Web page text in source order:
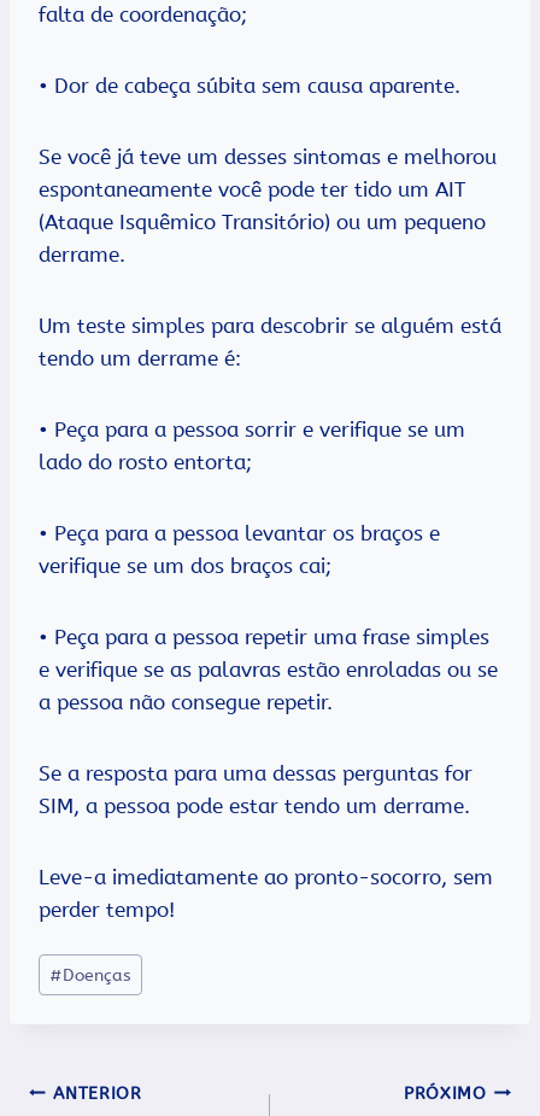
falta de coordenação;
• Dor de cabeça súbita sem causa aparente.
Se você já teve um desses sintomas e melhorou
espontaneamente você pode ter tido um AIT
(Ataque Isquêmico Transitório) ou um pequeno
derrame.
Um teste simples para descobrir se alguém está
tendo um derrame é:
• Peça para a pessoa sorrir e verifique se um
lado do rosto entorta;
• Peça para a pessoa levantar os braços e
verifique se um dos braços cai;
• Peça para a pessoa repetir uma frase simples
e verifique se as palavras estão enroladas ou se
a pessoa não consegue repetir.
Se a resposta para uma dessas perguntas for
SIM, a pessoa pode estar tendo um derrame.
Leve-a imediatamente ao pronto-socorro, sem
perder tempo!
Tags
do
#Doenças
Navegação
ANTERIOR PRÓXIMO